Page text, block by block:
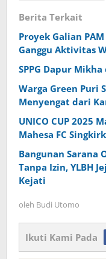
Berita Terkait
Proyek Galian
Ganggu Aktivitas
SPPG Dapur
Warga Green Puri
Menyengat dari
UNICO CUP 2025
Mahesa FC
Bangunan Sarana
Tanpa Izin, YLBH
Kejati
oleh Budi Utomo
Ikuti Kami Pada